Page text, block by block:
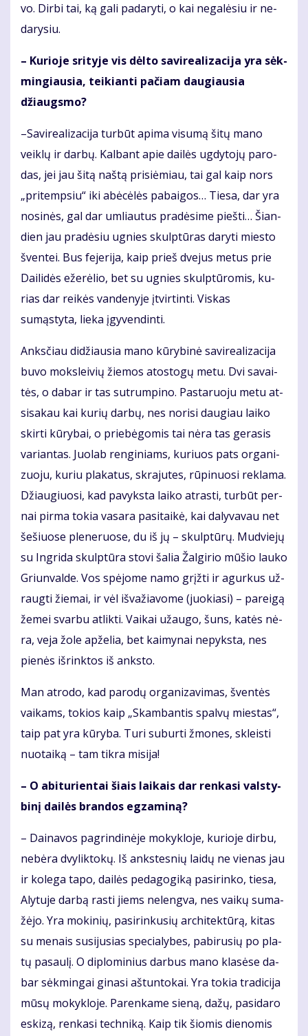
vo. Dir­bi tai, ką ga­li pa­da­ry­ti, o kai ne­ga­lė­siu ir ne­
da­ry­siu.
– Ku­rio­je sri­ty­je vis dėl­to sa­vi­re­a­li­za­ci­ja yra sėk­
min­giau­sia, tei­kian­ti pa­čiam dau­giau­sia
džiaugs­mo?
–Sa­vi­re­a­li­za­ci­ja tur­būt ap­ima vi­su­mą ši­tų ma­no
veik­lų ir dar­bų. Kal­bant apie dai­lės ug­dy­to­jų pa­ro­
das, jei jau ši­tą naš­tą pri­si­ė­miau, tai gal kaip nors
„pritemp­siu“ iki abė­cė­lės pa­bai­gos… Tie­sa, dar yra
no­si­nės, gal dar um­liau­tus pra­dė­si­me pieš­ti… Šian­
dien jau pra­dė­siu ug­nies skulp­tū­ras da­ry­ti mies­to
šven­tei. Bus fe­je­ri­ja, kaip prieš dve­jus me­tus prie
Dai­li­dės eže­rė­lio, bet su ug­nies skulp­tū­ro­mis, ku­
rias dar rei­kės van­de­nyje įtvirtinti. Viskas
sumąstyta, lieka įgyvendinti.
Anks­čiau di­džiau­sia ma­no kū­ry­bi­nė sa­vi­re­a­li­za­ci­ja
bu­vo moks­lei­vių žie­mos atos­to­gų me­tu. Dvi sa­vai­
tės, o da­bar ir tas su­trum­pi­no. Pas­ta­ruo­ju me­tu at­
si­sa­kau kai ku­rių dar­bų, nes no­ri­si dau­giau lai­ko
skir­ti kū­ry­bai, o prie­bė­go­mis tai nė­ra tas ge­ra­sis
va­rian­tas. Juo­lab ren­gi­niams, ku­riuos pats or­ga­ni­
zuo­ju, ku­riu pla­ka­tus, skra­ju­tes, rū­pi­nuo­si re­kla­ma.
Džiau­giuo­si, kad pa­vyks­ta lai­ko at­ras­ti, tur­būt per­
nai pir­ma to­kia va­sa­ra pa­si­tai­kė, kai da­ly­va­vau net
še­šiuo­se ple­ne­ruo­se, du iš jų – skulp­tū­rų. Mud­vie­jų
su In­gri­da skulp­tū­ra sto­vi ša­lia Žal­gi­rio mū­šio lau­ko
Griun­val­de. Vos spė­jo­me na­mo grįž­ti ir agur­kus už­
raug­ti žie­mai, ir vėl iš­va­žia­vo­me (juo­kia­si) – pa­rei­gą
že­mei svar­bu at­lik­ti. Vai­kai už­au­go, šuns, ka­tės nė­
ra, ve­ja žo­le ap­že­lia, bet kai­my­nai ne­pyks­ta, nes
pie­nės iš­rink­tos iš anks­to.
Man at­ro­do, kad pa­ro­dų or­ga­ni­za­vi­mas, šven­tės
vai­kams, to­kios kaip „Skam­ban­tis spal­vų mies­tas“,
taip pat yra kū­ry­ba. Tu­ri su­bur­ti žmo­nes, skleis­ti
nuo­tai­ką – tam tik­ra mi­si­ja!
– O abi­tu­rien­tai šiais lai­kais dar ren­ka­si vals­ty­
bi­nį dai­lės bran­dos eg­za­mi­ną?
– Dai­na­vos pa­grin­di­nė­je mo­kyk­lo­je, ku­rio­je dir­bu,
ne­bė­ra dvy­lik­to­kų. Iš anks­tes­nių lai­dų ne vie­nas jau
ir ko­le­ga ta­po, dai­lės pe­da­go­gi­ką pa­si­rin­ko, tie­sa,
Aly­tu­je dar­bą ras­ti jiems ne­leng­va, nes vai­kų su­ma­
žė­jo. Yra mo­ki­nių, pa­si­rin­ku­sių ar­chi­tek­tū­rą, ki­tas
su me­nais su­si­ju­sias spe­cia­ly­bes, pa­bi­ru­sių po pla­
tų pa­sau­lį. O di­plo­mi­nius dar­bus ma­no kla­sė­se da­
bar sėk­min­gai gi­na­si aš­tun­to­kai. Yra to­kia tra­di­ci­ja
mū­sų mo­kyk­lo­je. Parenkame sie­ną, da­žų, pa­si­da­ro
es­ki­zą, ren­ka­si tech­ni­ką. Kaip tik šio­mis die­no­mis